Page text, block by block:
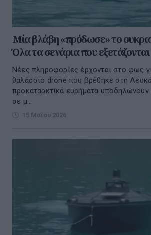
Μία βλάβη «πρόδωσε» το
Όλα τα σενάρια που εξετάζονται
Νέες πληροφορίες έρχονται στο φως
θαλάσσιο drone που βρέθηκε στη
προκαταρκτικά ευρήματα υποδηλώνουν
σε μ...
15 Μαΐου 2026